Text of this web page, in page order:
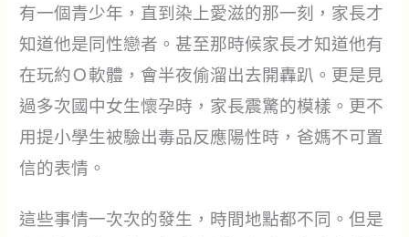
有一個青少年，直到染上愛滋的那一刻，家長才
知道他是同性戀者。甚至那時候家長才知道他有
在玩約Ｏ軟體，會半夜偷溜出去開轟趴。更是見
過多次國中女生懷孕時，家長震驚的模樣。更不
用提小學生被驗出毒品反應陽性時，爸媽不可置
信的表情。
這些事情一次次的發生，時間地點都不同。但是